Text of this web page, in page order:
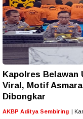
Kapolres Belawan
Viral, Motif
Dibongkar
AKBP Aditya Sembiring |